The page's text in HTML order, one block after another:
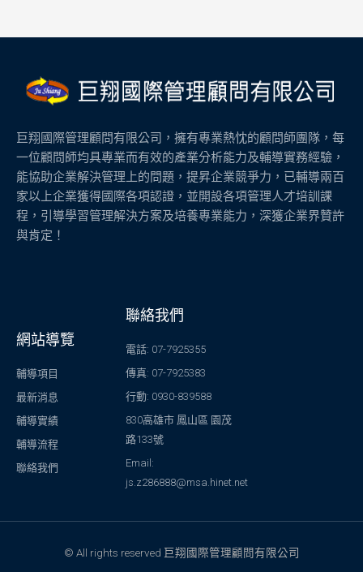
巨翔國際管理顧問有限公司，擁有專業熱忱的顧問師團隊，每
一位顧問師均具專業而有效的產業分析能力及輔導實務經驗，
能協助企業解決管理上的問題，提昇企業競爭力，已輔導兩百
家以上企業獲得國際各項認證，並開設各項管理人才培訓課
程，引導學習管理解決方案及培養專業能力，深獲企業界贊許
與肯定！
網站導覽
輔導項目
最新消息
輔導實績
輔導流程
聯絡我們
聯絡我們
電話: 07-7925355
傳真: 07-7925383
行動: 0930-839588
830高雄市 鳳山區 園茂
路133號
Email:
js.z286888@msa.hinet.net
© All rights reserved 巨翔國際管理顧問有限公司